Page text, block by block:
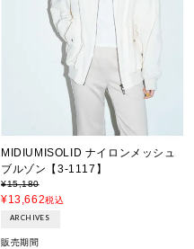
MIDIUMISOLID ナイロンメッシュ
ブルゾン【3-1117】
¥15,180
¥13,662税込
ARCHIVES
販売期間